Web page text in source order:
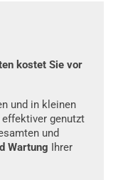
kostet Sie vor
und in kleinen
genutzt
und
Wartung Ihrer